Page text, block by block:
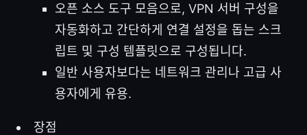
오픈 소스 도구 모음으로, VPN 서버 구성을
자동화하고 간단하게 연결 설정을 돕는 스크
립트 및 구성 템플릿으로 구성됩니다.
일반 사용자보다는 네트워크 관리나 고급 사
용자에게 유용.
장점